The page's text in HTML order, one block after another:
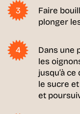
Faire
plonger
Dans une
les
jusqu’à
le sucre
et